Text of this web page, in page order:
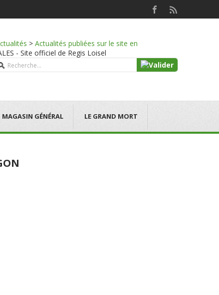
> Actualités publiées sur le site en
- Site officiel de Regis Loisel
MAGASIN GÉNÉRAL LE GRAND MORT